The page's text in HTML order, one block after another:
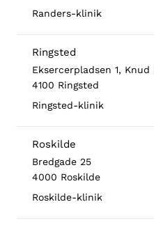
Randers-klinik
Ringsted
Eksercerpladsen 1,
4100 Ringsted
Ringsted-klinik
Roskilde
Bredgade 25
4000 Roskilde
Roskilde-klinik